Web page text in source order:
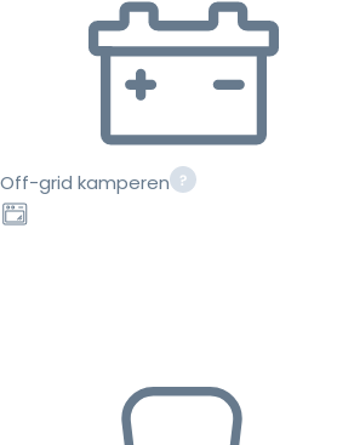
Off-grid kamperen